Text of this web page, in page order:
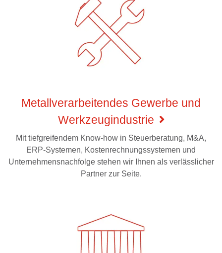
Metallverarbeitendes Gewerbe und
Werkzeugindustrie
Mit tiefgreifendem Know-how in Steuerberatung, M&A,
ERP-Systemen, Kostenrechnungssystemen und
Unternehmensnachfolge stehen wir Ihnen als verlässlicher
Partner zur Seite.